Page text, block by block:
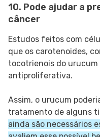
10. Pode ajudar a
câncer
Estudos feitos com
que os carotenoides,
tocotrienois do urucum
antiproliferativa.
Assim, o urucum
tratamento de alguns
ainda são necessários